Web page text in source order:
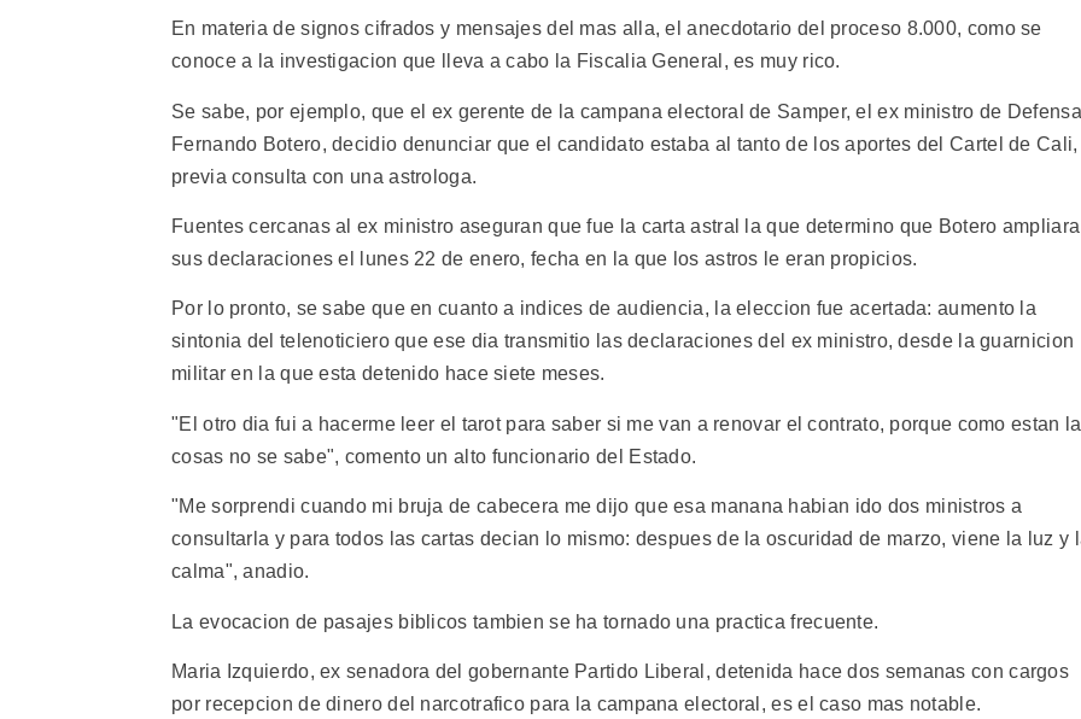
En materia de signos cifrados y mensajes del mas alla, el anecdotario del proceso 8.000, como se
conoce a la investigacion que lleva a cabo la Fiscalia General, es muy rico.
Se sabe, por ejemplo, que el ex gerente de la campana electoral de Samper, el ex ministro de Defensa
Fernando Botero, decidio denunciar que el candidato estaba al tanto de los aportes del Cartel de Cali,
previa consulta con una astrologa.
Fuentes cercanas al ex ministro aseguran que fue la carta astral la que determino que Botero ampliara
sus declaraciones el lunes 22 de enero, fecha en la que los astros le eran propicios.
Por lo pronto, se sabe que en cuanto a indices de audiencia, la eleccion fue acertada: aumento la
sintonia del telenoticiero que ese dia transmitio las declaraciones del ex ministro, desde la guarnicion
militar en la que esta detenido hace siete meses.
"El otro dia fui a hacerme leer el tarot para saber si me van a renovar el contrato, porque como estan
cosas no se sabe", comento un alto funcionario del Estado.
"Me sorprendi cuando mi bruja de cabecera me dijo que esa manana habian ido dos ministros a
consultarla y para todos las cartas decian lo mismo: despues de la oscuridad de marzo, viene la luz y
calma", anadio.
La evocacion de pasajes biblicos tambien se ha tornado una practica frecuente.
Maria Izquierdo, ex senadora del gobernante Partido Liberal, detenida hace dos semanas con cargos
por recepcion de dinero del narcotrafico para la campana electoral, es el caso mas notable.